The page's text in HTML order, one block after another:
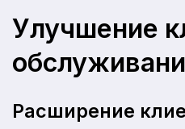
Улучшение
Расширение